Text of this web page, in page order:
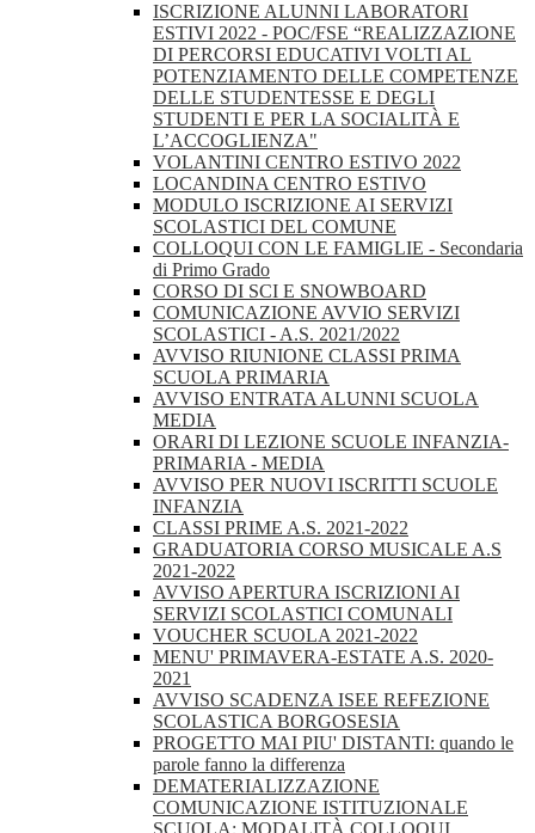
ISCRIZIONE ALUNNI LABORATORI
ESTIVI 2022 - POC/FSE “REALIZZAZIONE
DI PERCORSI EDUCATIVI VOLTI AL
POTENZIAMENTO DELLE COMPETENZE
DELLE STUDENTESSE E DEGLI
STUDENTI E PER LA SOCIALITÀ E
L’ACCOGLIENZA"
VOLANTINI CENTRO ESTIVO 2022
LOCANDINA CENTRO ESTIVO
MODULO ISCRIZIONE AI SERVIZI
SCOLASTICI DEL COMUNE
COLLOQUI CON LE FAMIGLIE - Secondaria
di Primo Grado
CORSO DI SCI E SNOWBOARD
COMUNICAZIONE AVVIO SERVIZI
SCOLASTICI - A.S. 2021/2022
AVVISO RIUNIONE CLASSI PRIMA
SCUOLA PRIMARIA
AVVISO ENTRATA ALUNNI SCUOLA
MEDIA
ORARI DI LEZIONE SCUOLE INFANZIA-
PRIMARIA - MEDIA
AVVISO PER NUOVI ISCRITTI SCUOLE
INFANZIA
CLASSI PRIME A.S. 2021-2022
GRADUATORIA CORSO MUSICALE A.S
2021-2022
AVVISO APERTURA ISCRIZIONI AI
SERVIZI SCOLASTICI COMUNALI
VOUCHER SCUOLA 2021-2022
MENU' PRIMAVERA-ESTATE A.S. 2020-
2021
AVVISO SCADENZA ISEE REFEZIONE
SCOLASTICA BORGOSESIA
PROGETTO MAI PIU' DISTANTI: quando le
parole fanno la differenza
DEMATERIALIZZAZIONE
COMUNICAZIONE ISTITUZIONALE